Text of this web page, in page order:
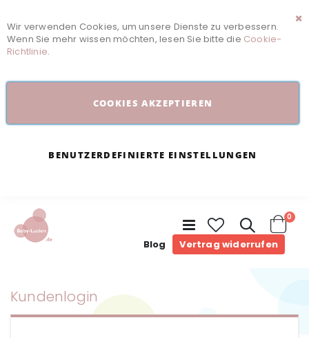
Wir verwenden Cookies, um unsere Dienste zu verbessern.
Wenn Sie mehr wissen möchten, lesen Sie bitte die Cookie-
Richtlinie.
COOKIES AKZEPTIEREN
BENUTZERDEFINIERTE EINSTELLUNGEN
Navigation
umschalten
Blog Vertrag widerrufenCart
0
Kundenlogin